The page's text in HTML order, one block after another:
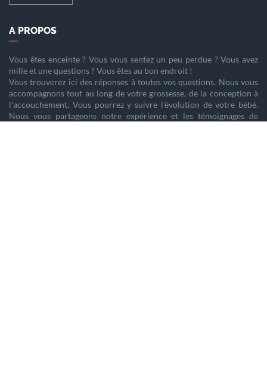
A PROPOS
Vous êtes enceinte? Vous vous sentez un peu perdue ? Vous avez
mille et une questions ? Vous êtes au bon endroit !
Vous trouverez ici des réponses à toutes vos questions. Nous vous
accompagnons tout au long de votre grossesse, de la conception à
l'accouchement. Vous pourrez y suivre l'évolution de votre bébé.
Nous vous partageons notre expérience et les témoignages de